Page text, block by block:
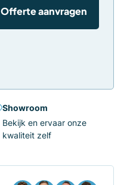
Offerte aanvragen
Showroom
Bekijk en ervaar onze
kwaliteit zelf